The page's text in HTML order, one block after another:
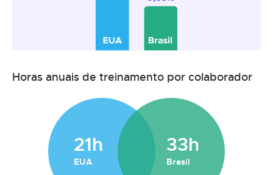
Horas anuais de treinamento por colaborador
21h
EUA
33h
Brasil